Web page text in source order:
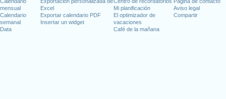
mensual
Calendario
semanal
Data
Excel
Exportar calendario PDF
Insertar un widget
Mi planificación
El optimizador de
vacaciones
Café de la mañana
Aviso legal
Compartir